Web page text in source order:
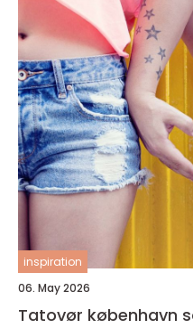
inspiration
06. May 2026
Tatovør københavn sådan vælger du det